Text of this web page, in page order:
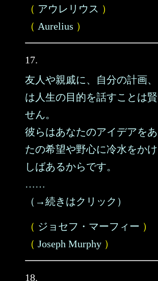
（ アウレリウス ）
（ Aurelius ）
17.
友人や親戚に、自分の計画
は人生の目的を話すことは
せん。
彼らはあなたのアイデアを
たの希望や野心に冷水をか
しばあるからです。
……
（→続きはクリック）
（ ジョセフ・マーフィー ）
（ Joseph Murphy ）
18.